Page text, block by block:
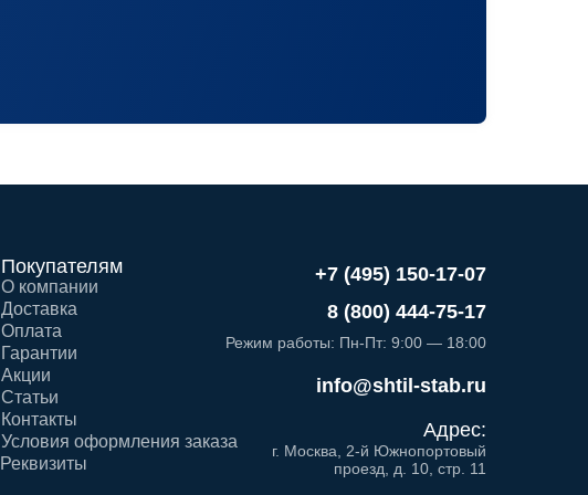
Покупателям
О компании
Доставка
Оплата
Гарантии
Акции
Статьи
Контакты
Условия оформления заказа
Реквизиты
Режим работы: Пн-Пт: 9:00 — 18:00
info@shtil-stab.ru
+7 (495) 150-17-07
Адрес:
г. Москва, 2-й Южнопортовый
проезд, д. 10, стр. 11
8 (800) 444-75-17